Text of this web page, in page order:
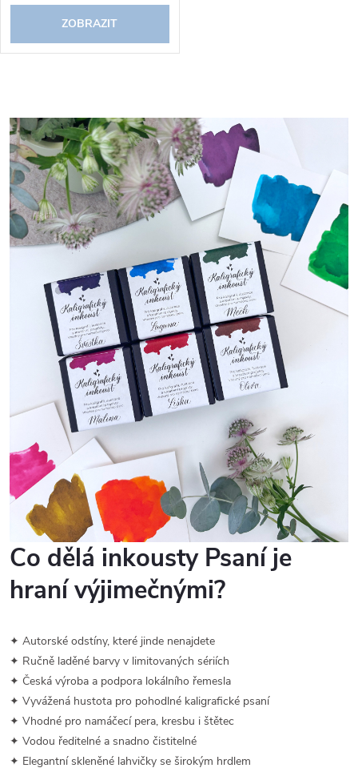
ZOBRAZIT
v
l
á
d
v
k
y
ý
p
s
u
Co dělá inkousty Psaní je
hraní výjimečnými?
✦ Autorské odstíny, které jinde nenajdete
✦ Ručně laděné barvy v limitovaných sériích
✦ Česká výroba a podpora lokálního řemesla
✦ Vyvážená hustota pro pohodlné kaligrafické psaní
✦ Vhodné pro namáčecí pera, kresbu i štětec
✦ Vodou ředitelné a snadno čistitelné
✦ Elegantní skleněné lahvičky se širokým hrdlem